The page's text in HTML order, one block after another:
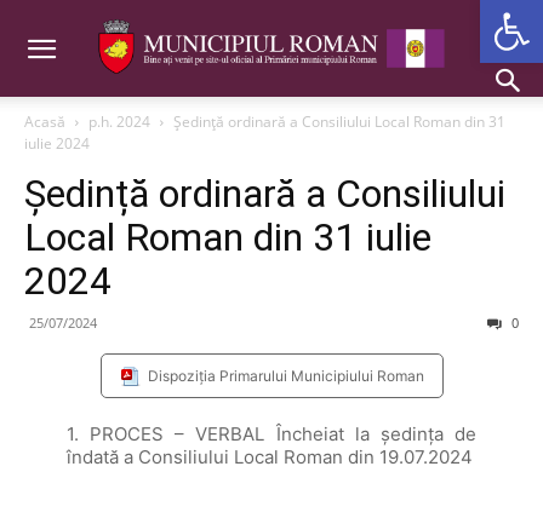
Acasă p.h. 2024
Ședință ordinară a Consiliului Local Roman din 31
iulie 2024
Ședință ordinară a Consiliului
Local Roman din 31 iulie
2024
25/07/2024 0
Dispoziția Primarului Municipiului Roman
1. PROCES – VERBAL Încheiat la şedinţa de
îndată a Consiliului Local Roman din 19.07.2024